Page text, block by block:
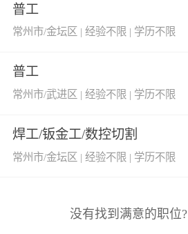
普工
常州市/金坛区 | 经验不限 | 学历不限
普工
常州市/武进区 | 经验不限 | 学历不限
焊工/钣金工/数控切割
常州市/金坛区 | 经验不限 | 学历不限
没有找到满意的职位?